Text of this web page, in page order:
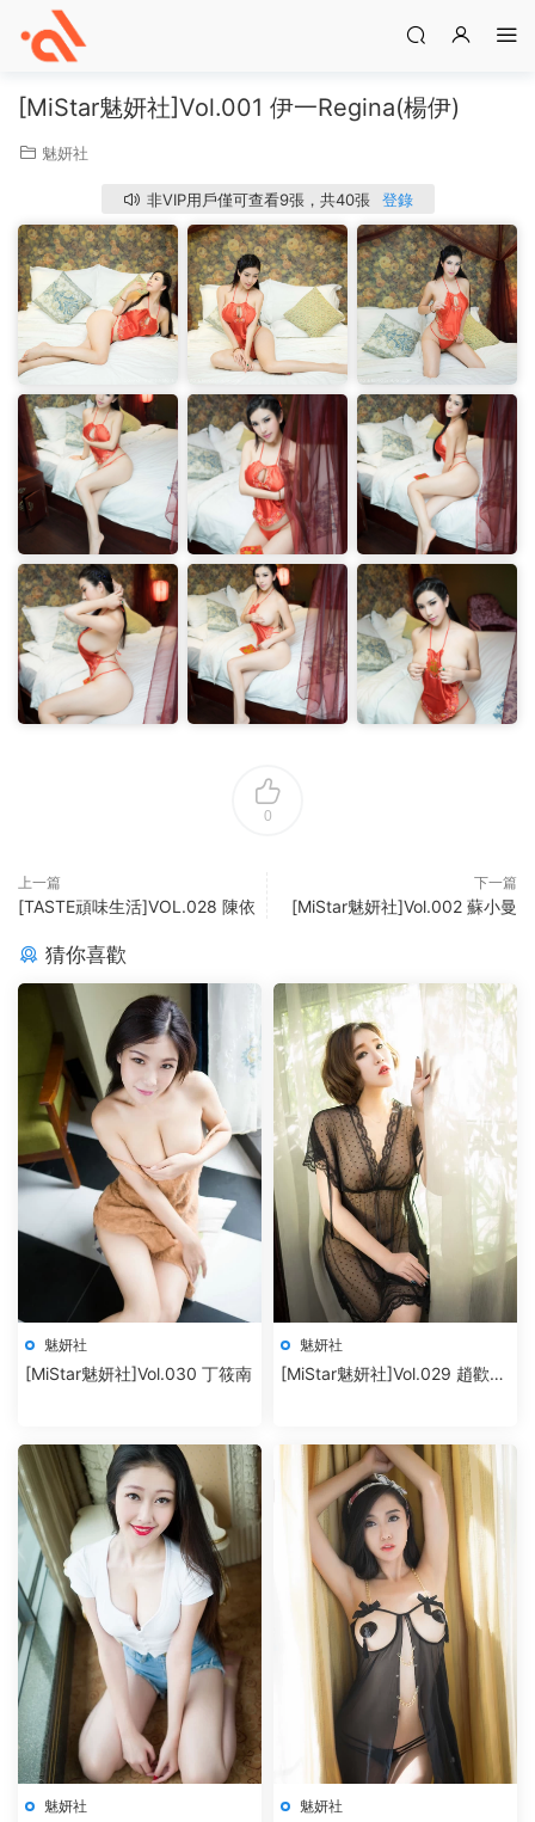
[MiStar魅妍社]Vol.001 伊一Regina(楊伊)
魅妍社
非VIP用戶僅可查看9張，共40張 登錄
0
上一篇
[TASTE頑味生活]VOL.028 陳依
下一篇
[MiStar魅妍社]Vol.002 蘇小曼
猜你喜歡
魅妍社
[MiStar魅妍社]Vol.030 丁筱南
魅妍社
[MiStar魅妍社]Vol.029 趙歡顔
魅妍社 魅妍社